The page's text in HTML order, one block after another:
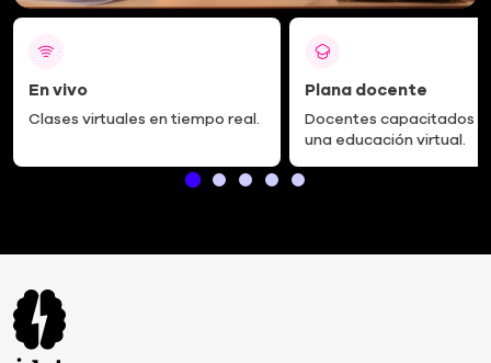
En vivo
Clases virtuales en tiempo real.
Plana docente
Docentes capacitados
una educación virtual.
Docentes
una